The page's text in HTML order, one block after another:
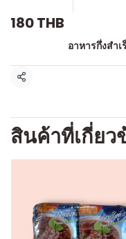
180 THB
อาหารกึ่งสำ
แชร์
สินค้าที่เกี่ยว